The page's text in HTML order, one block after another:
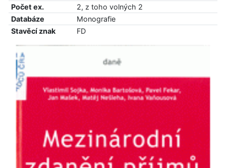
Počet ex.
2, z toho volných 2
Databáze
Monografie
Stavěcí znak
FD